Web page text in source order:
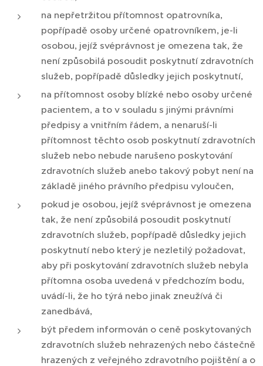
na nepřetržitou přítomnost opatrovníka,
popřípadě osoby určené opatrovníkem, je-li
osobou, jejíž svéprávnost je omezena tak, že
není způsobilá posoudit poskytnutí zdravotních
služeb, popřípadě důsledky jejich poskytnutí,
na přítomnost osoby blízké nebo osoby určené
pacientem, a to v souladu s jinými právními
předpisy a vnitřním řádem, a nenaruší-li
přítomnost těchto osob poskytnutí zdravotních
služeb nebo nebude narušeno poskytování
zdravotních služeb anebo takový pobyt není na
základě jiného právního předpisu vyloučen,
pokud je osobou, jejíž svéprávnost je omezena
tak, že není způsobilá posoudit poskytnutí
zdravotních služeb, popřípadě důsledky jejich
poskytnutí nebo který je nezletilý požadovat,
aby při poskytování zdravotních služeb nebyla
přítomna osoba uvedená v předchozím bodu,
uvádí-li, že ho týrá nebo jinak zneužívá či
zanedbává,
být předem informován o ceně poskytovaných
zdravotních služeb nehrazených nebo částečně
hrazených z veřejného zdravotního pojištění a o